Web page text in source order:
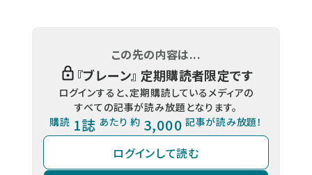
この先の内容は...
『ブレーン』 定期購読者限定です
ログインすると、定期購読しているメディアの
すべての記事が読み放題となります。
購読 1誌 あたり 約 3,000 記事が読み放題！
ログインして読む